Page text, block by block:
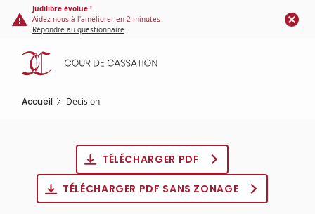
Panneau de gestion des cookies
contenu
principal
Judilibre évolue !
Aidez-nous à l'améliorer en 2 minutes
Répondre au questionnaire
Accueil Décision
TÉLÉCHARGER PDF
TÉLÉCHARGER PDF SANS ZONAGE